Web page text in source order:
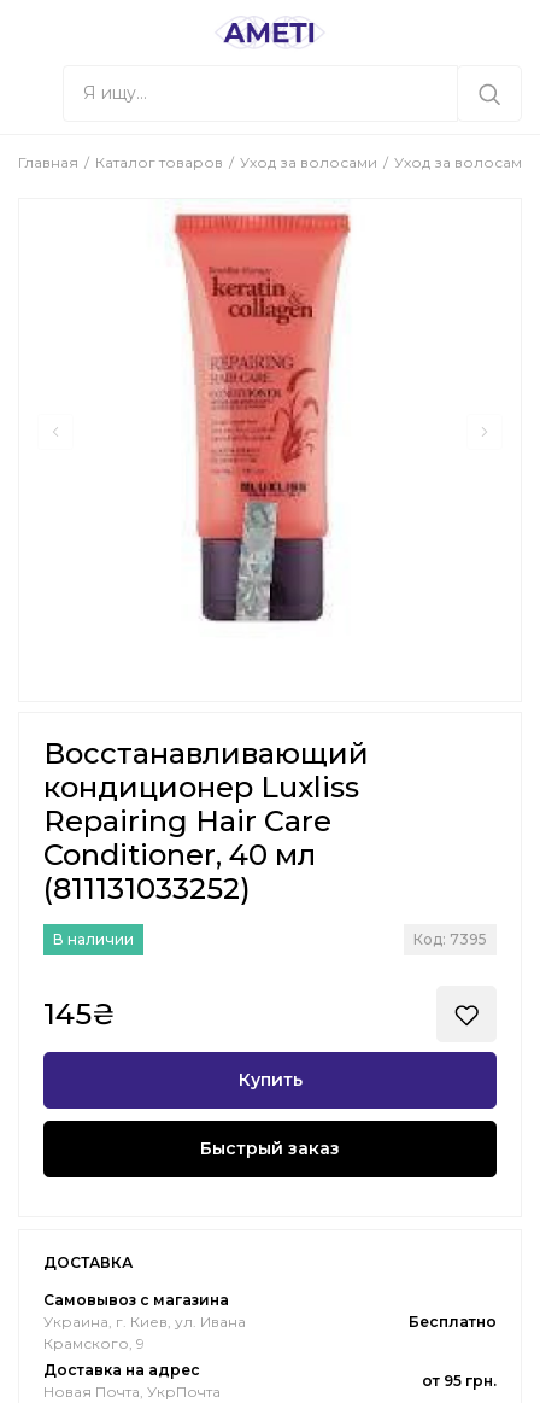
Главная Каталог товаров Уход за волосами Уход за волосами
Восстанавливающий
кондиционер Luxliss
Repairing Hair Care
Conditioner, 40 мл
(811131033252)
В наличии Код: 7395
145₴
Купить
Быстрый заказ
ДОСТАВКА
Самовывоз с магазина
Украина, г. Киев, ул. Ивана
Крамского, 9
Бесплатно
Доставка на адрес
Новая Почта, УкрПочта
от 95 грн.